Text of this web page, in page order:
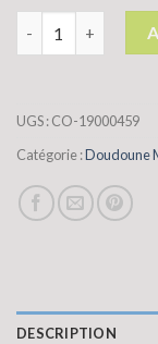
UGS :CO-19000459
Catégorie :Doudoune
DESCRIPTION